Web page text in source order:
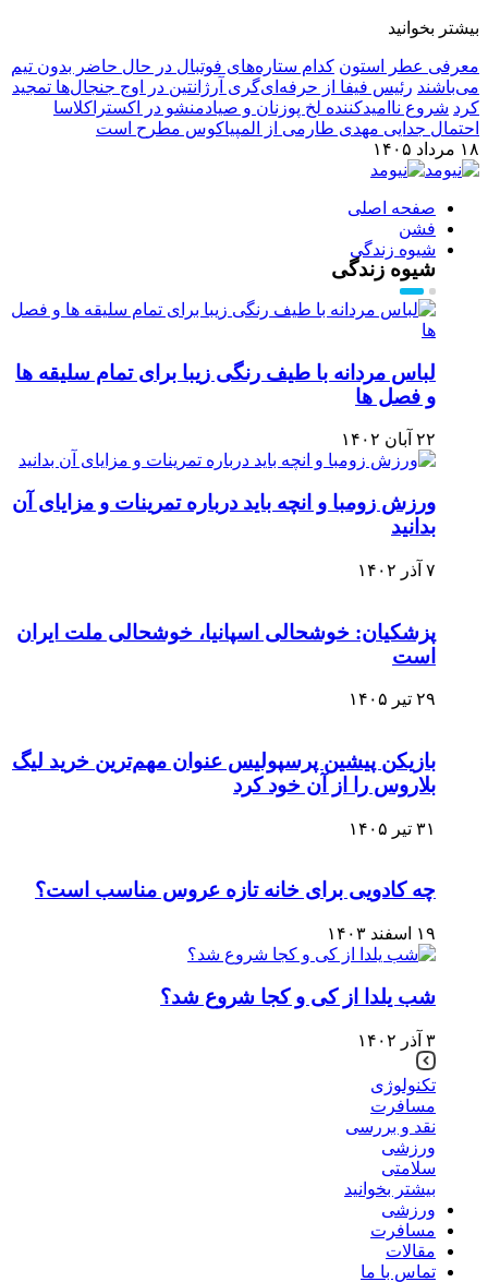
بیشتر بخوانید
معرفی عطر استون کدام ستاره‌های فوتبال در حال حاضر بدون تیم
می‌باشند رئیس فیفا از حرفه‌ای‌گری آرژانتین در اوج جنجال‌ها تمجید
کرد شروع ناامیدکننده لخ پوزنان و صیادمنشو در اکستراکلاسا
احتمال جدایی مهدی طارمی از المپیاکوس مطرح است
۱۸ مرداد ۱۴۰۵
صفحه اصلی
فشن
شیوه زندگی
شیوه زندگی
لباس مردانه با طیف رنگی زیبا برای تمام سلیقه ها
و فصل ها
۲۲ آبان ۱۴۰۲
ورزش زومبا و انچه باید درباره تمرینات و مزایای آن
بدانید
۷ آذر ۱۴۰۲
پزشکیان: خوشحالی اسپانیا، خوشحالی ملت ایران
است
۲۹ تیر ۱۴۰۵
بازیکن پیشین پرسپولیس عنوان مهم‌ترین خرید لیگ
بلاروس را از آن خود کرد
۳۱ تیر ۱۴۰۵
چه کادویی برای خانه تازه عروس مناسب است؟
۱۹ اسفند ۱۴۰۳
شب یلدا از کی و کجا شروع شد؟
۳ آذر ۱۴۰۲
تکنولوژی
مسافرت
نقد و بررسی
ورزشی
سلامتی
بیشتر بخوانید
ورزشی
مسافرت
مقالات
تماس با ما